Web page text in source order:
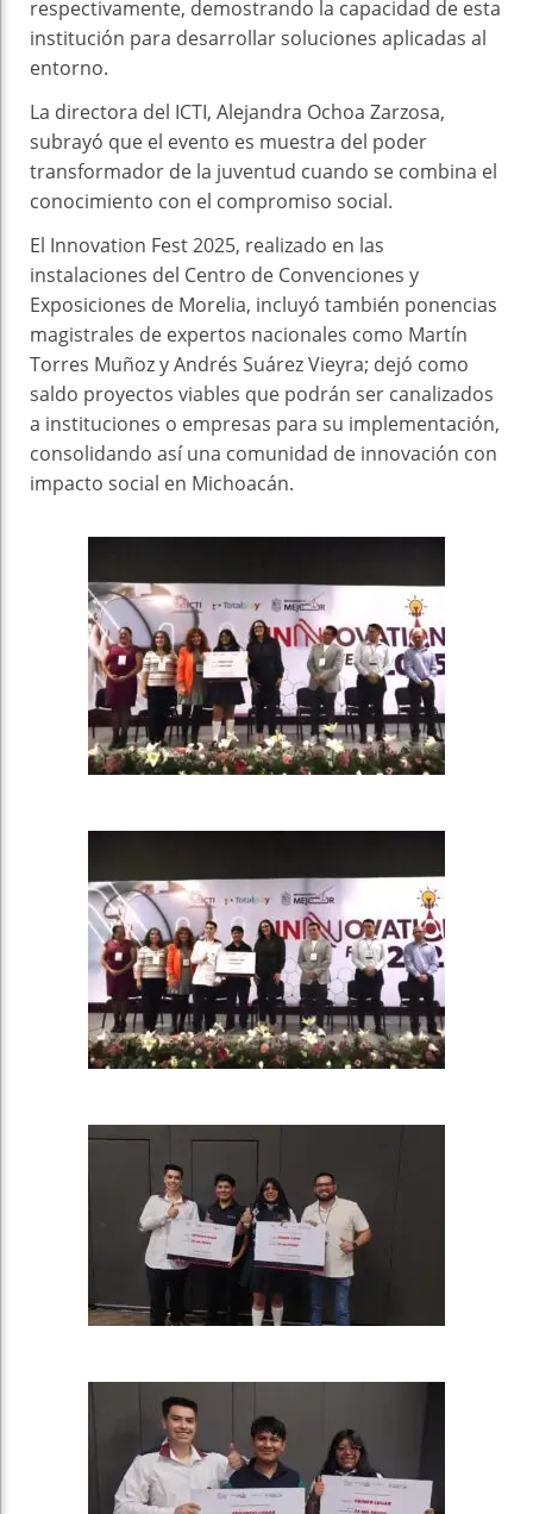
respectivamente, demostrando la capacidad de esta
institución para desarrollar soluciones aplicadas al
entorno.
La directora del ICTI, Alejandra Ochoa Zarzosa,
subrayó que el evento es muestra del poder
transformador de la juventud cuando se combina el
conocimiento con el compromiso social.
El Innovation Fest 2025, realizado en las
instalaciones del Centro de Convenciones y
Exposiciones de Morelia, incluyó también ponencias
magistrales de expertos nacionales como Martín
Torres Muñoz y Andrés Suárez Vieyra; dejó como
saldo proyectos viables que podrán ser canalizados
a instituciones o empresas para su implementación,
consolidando así una comunidad de innovación con
impacto social en Michoacán.